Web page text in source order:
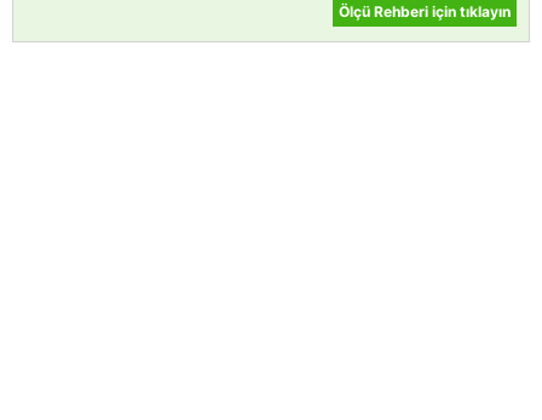
Ölçü Rehberi için tıklayın